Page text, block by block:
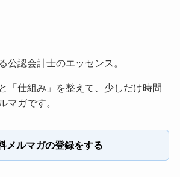
公認会計士のエッセンス。
「仕組み」を整えて、少しだけ時間
マガです。
メルマガの登録をする